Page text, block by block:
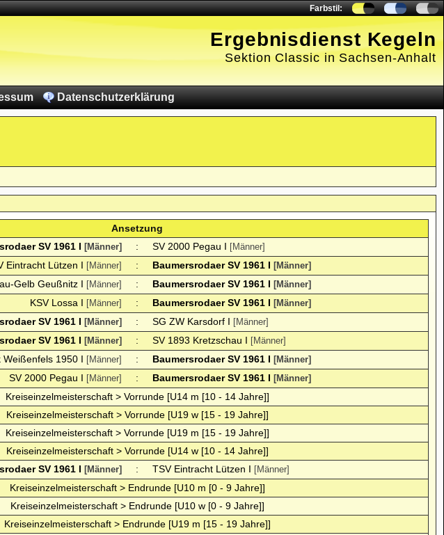
Farbstil:
Ergebnisdienst Kegeln
Sektion Classic in Sachsen-Anhalt
Datenschutzerklärung
Ansetzung
SV 1961 I [Männer] : SV 2000 Pegau I [Männer]
Eintracht Lützen I [Männer] : Baumersrodaer SV 1961 I [Männer]
Gelb Geußnitz I [Männer] : Baumersrodaer SV 1961 I [Männer]
KSV Lossa I [Männer] : Baumersrodaer SV 1961 I [Männer]
SV 1961 I [Männer] : SG ZW Karsdorf I [Männer]
SV 1961 I [Männer] : SV 1893 Kretzschau I [Männer]
Weißenfels 1950 I [Männer] : Baumersrodaer SV 1961 I [Männer]
SV 2000 Pegau I [Männer] : Baumersrodaer SV 1961 I [Männer]
Kreiseinzelmeisterschaft > Vorrunde [U14 m [10 - 14 Jahre]]
Kreiseinzelmeisterschaft > Vorrunde [U19 w [15 - 19 Jahre]]
Kreiseinzelmeisterschaft > Vorrunde [U19 m [15 - 19 Jahre]]
Kreiseinzelmeisterschaft > Vorrunde [U14 w [10 - 14 Jahre]]
SV 1961 I [Männer] : TSV Eintracht Lützen I [Männer]
Kreiseinzelmeisterschaft > Endrunde [U10 m [0 - 9 Jahre]]
Kreiseinzelmeisterschaft > Endrunde [U10 w [0 - 9 Jahre]]
Kreiseinzelmeisterschaft > Endrunde [U19 m [15 - 19 Jahre]]